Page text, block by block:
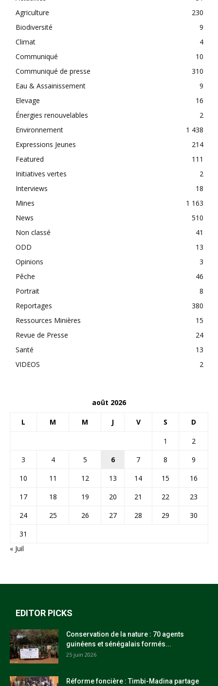
Agriculture
230
Biodiversité
9
Climat
4
Communiqué
10
Communiqué de presse
310
Eau & Assainissement
9
Elevage
16
Énergies renouvelables
2
Environnement
1 438
Expressions Jeunes
214
Featured
111
Initiatives vertes
2
Interviews
18
Mines
1 163
News
510
Non classé
41
ODD
13
Opinions
3
Pêche
46
Portrait
8
Reportages
380
Ressources Minières
15
Revue de Presse
24
Santé
13
VIDEOS
2
août 2026
L M M J V S D
1
2
3
4 5 6 7 8
9
10
11 12 13 14 15
16
17
18 19 20 21 22
23
24
25 26 27 28 29
30
31
« Juil
EDITOR PICKS
Conservation de la nature : 70 agents
guinéens et sénégalais formés...
25 juin 2026
Réforme foncière : Timbi-Madina partage